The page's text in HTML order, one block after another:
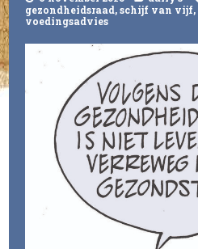
gezondheidsraad,schijf van vijf,
voedingsadvies